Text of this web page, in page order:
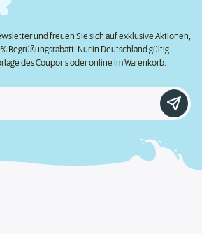
und freuen Sie sich auf exklusive Aktionen,
Begrüßungsrabatt! Nur in Deutschland gültig.
des Coupons oder online im Warenkorb.